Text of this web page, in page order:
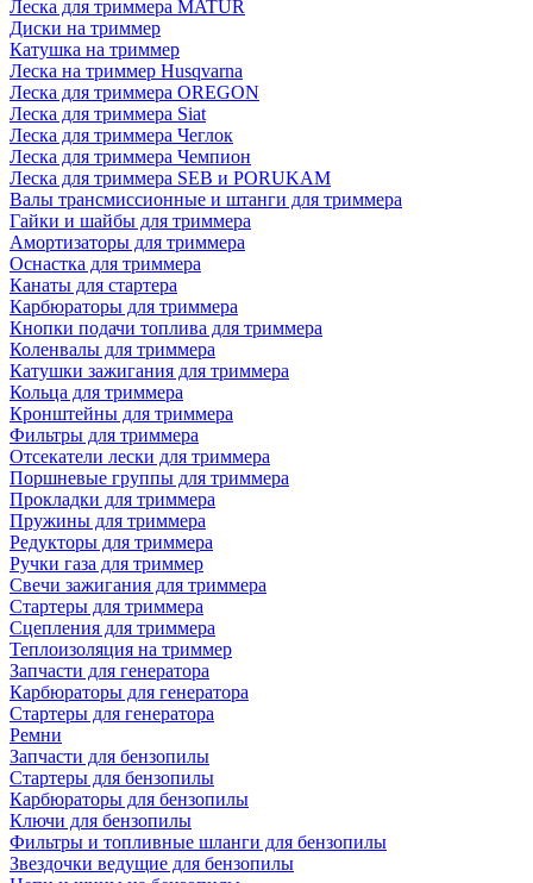
Леска для триммера MATUR
Диски на триммер
Катушка на триммер
Леска на триммер Husqvarna
Леска для триммера OREGON
Леска для триммера Siat
Леска для триммера Чеглок
Леска для триммера Чемпион
Леска для триммера SEB и PORUKAM
Валы трансмиссионные и штанги для триммера
Гайки и шайбы для триммера
Амортизаторы для триммера
Оснастка для триммера
Канаты для стартера
Карбюраторы для триммера
Кнопки подачи топлива для триммера
Коленвалы для триммера
Катушки зажигания для триммера
Кольца для триммера
Кронштейны для триммера
Фильтры для триммера
Отсекатели лески для триммера
Поршневые группы для триммера
Прокладки для триммера
Пружины для триммера
Редукторы для триммера
Ручки газа для триммер
Свечи зажигания для триммера
Стартеры для триммера
Сцепления для триммера
Теплоизоляция на триммер
Запчасти для генератора
Карбюраторы для генератора
Стартеры для генератора
Ремни
Запчасти для бензопилы
Стартеры для бензопилы
Карбюраторы для бензопилы
Ключи для бензопилы
Фильтры и топливные шланги для бензопилы
Звездочки ведущие для бензопилы